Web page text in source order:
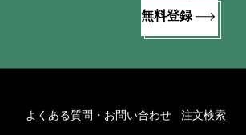
無料登録
よくある質問・お問い合わせ 注文検索